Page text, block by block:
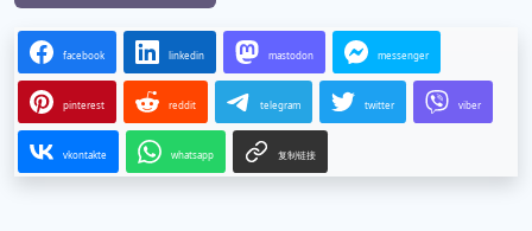
facebook linkedin mastodon messenger
pinterest reddit telegram twitter viber
vkontakte whatsapp 复制链接